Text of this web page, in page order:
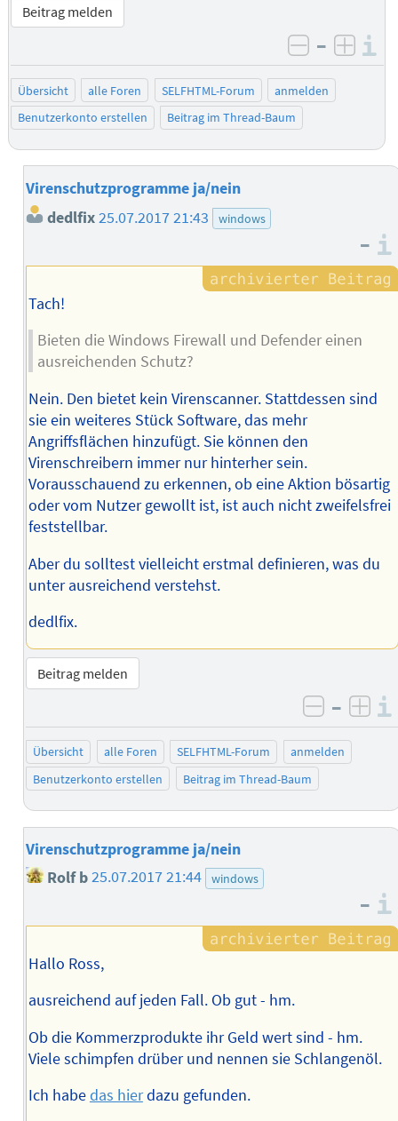
Beitrag melden
negativ
–
Übersicht alle Foren SELFHTML-Forum
anmelden
Benutzerkonto erstellen
Beitrag im Thread-Baum
Virenschutzprogramme ja/nein
dedlfix25.07.2017 21:43 windows
–
Tach!
Bieten die Windows Firewall und Defender einen
ausreichenden Schutz?
Nein. Den bietet kein Virenscanner. Stattdessen sind
sie ein weiteres Stück Software, das mehr
Angriffsflächen hinzufügt. Sie können den
Virenschreibern immer nur hinterher sein.
Vorausschauend zu erkennen, ob eine Aktion bösartig
oder vom Nutzer gewollt ist, ist auch nicht zweifelsfrei
feststellbar.
Aber du solltest vielleicht erstmal definieren, was du
unter ausreichend verstehst.
dedlfix.
Beitrag melden
negativ
–
Übersicht alle Foren SELFHTML-Forum
anmelden
Benutzerkonto erstellen
Beitrag im Thread-Baum
Virenschutzprogramme ja/nein
Rolf b25.07.2017 21:44 windows
–
Hallo Ross,
ausreichend auf jeden Fall. Ob gut - hm.
Ob die Kommerzprodukte ihr Geld wert sind - hm.
Viele schimpfen drüber und nennen sie Schlangenöl.
Ich habedas hierdazu gefunden.